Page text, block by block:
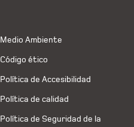
Medio Ambiente
Código ético
Política de Accesibilidad
Política de calidad
Política de Seguridad de la